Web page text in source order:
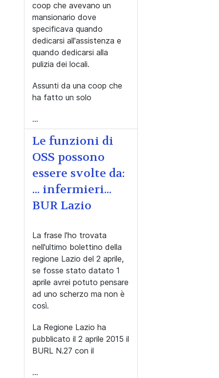
coop che avevano un
mansionario dove
specificava quando
dedicarsi all'assistenza e
quando dedicarsi alla
pulizia dei locali.
Assunti da una coop che
ha fatto un solo
...
Le funzioni di
OSS possono
essere svolte da:
... infermieri...
BUR Lazio
La frase l'ho trovata
nell'ultimo bolettino della
regione Lazio del 2 aprile,
se fosse stato datato 1
aprile avrei potuto pensare
ad uno scherzo ma non è
così.
La Regione Lazio ha
pubblicato il 2 aprile 2015 il
BURL N.27 con il
...